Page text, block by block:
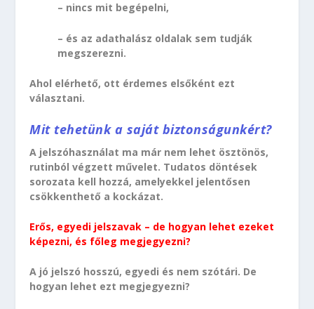
– nincs mit begépelni,
– és az adathalász oldalak sem tudják
megszerezni.
Ahol elérhető, ott érdemes elsőként ezt
választani.
Mit tehetünk a saját biztonságunkért?
A jelszóhasználat ma már nem lehet ösztönös,
rutinból végzett művelet. Tudatos döntések
sorozata kell hozzá, amelyekkel jelentősen
csökkenthető a kockázat.
Erős, egyedi jelszavak – de hogyan lehet ezeket
képezni, és főleg megjegyezni?
A jó jelszó hosszú, egyedi és nem szótári. De
hogyan lehet ezt megjegyezni?